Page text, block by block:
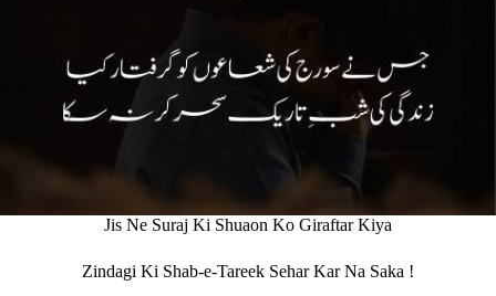
Jis Ne Suraj Ki Shuaon Ko Giraftar Kiya
Zindagi Ki Shab-e-Tareek Sehar Kar Na Saka !